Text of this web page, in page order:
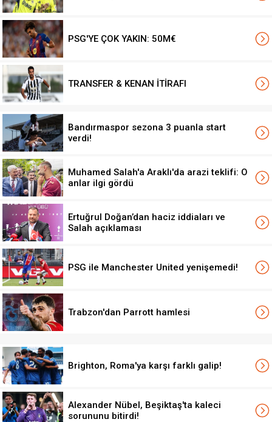
PSG'YE ÇOK YAKIN: 50M€
TRANSFER & KENAN İTİRAFI
Bandırmaspor sezona 3 puanla start
verdi!
Muhamed Salah'a Araklı'da arazi teklifi: O
anlar ilgi gördü
Ertuğrul Doğan’dan haciz iddiaları ve
Salah açıklaması
PSG ile Manchester United yenişemedi!
Trabzon'dan Parrott hamlesi
Brighton, Roma'ya karşı farklı galip!
Alexander Nübel, Beşiktaş'ta kaleci
sorununu bitirdi!